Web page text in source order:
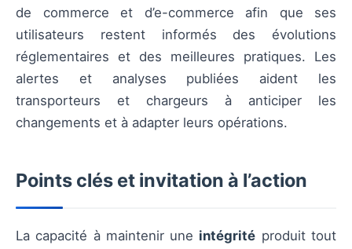
de commerce et d’e-commerce afin que ses
utilisateurs restent informés des évolutions
réglementaires et des meilleures pratiques. Les
alertes et analyses publiées aident les
transporteurs et chargeurs à anticiper les
changements et à adapter leurs opérations.
Points clés et invitation à l’action
La capacité à maintenir une intégrité produit tout